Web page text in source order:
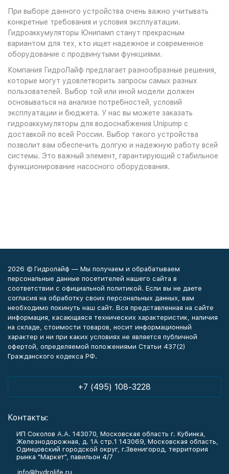
При выборе данного устройства очень важно учитывать
конкретные требования и условия эксплуатации.
Гидроаккумуляторы Юнипамп станут прекрасным
вариантом для тех, кто ищет надежное и современное
оборудование с продвинутыми функциями.
Компания ГидроЛайф предлагает разнообразные решения,
которые могут удовлетворить запросы самых разных
пользователей. Выбор той или иной модели должен
основываться на анализе потребностей, условий
эксплуатации и бюджета. У нас вы можете заказать
гидроаккумуляторы для водоснабжения Unipump с
доставкой по всей России. Выбор такого устройства
позволит вам обеспечить долгую и надежную работу всей
системы. Это важный элемент, гарантирующий стабильное
функционирование насосного оборудования.
2026 © Гидролайф — Мы получаем и обрабатываем
персональные данные посетителей нашего сайта в
соответствии с официальной политикой. Если вы не даете
согласия на обработку своих персональных данных, вам
необходимо покинуть наш сайт. Вся представленная на сайте
информация, касающаяся технических характеристик, наличия
на складе, стоимости товаров, носит информационный
характер и ни при каких условиях не является публичной
офертой, определяемой положениями Статьи 437(2)
Гражданского кодекса РФ.
+7 (495) 108-3228
Контакты:
ИП Соколов А.А. 143070, Московская область г. Кубинка,
Железнодорожная, д. 1А стр.1 143069, Московская область,
Одинцовский городской округ, г.Звенигород, территория
рынка "Маркет", павильон 4/7
info@hydrolife.ru